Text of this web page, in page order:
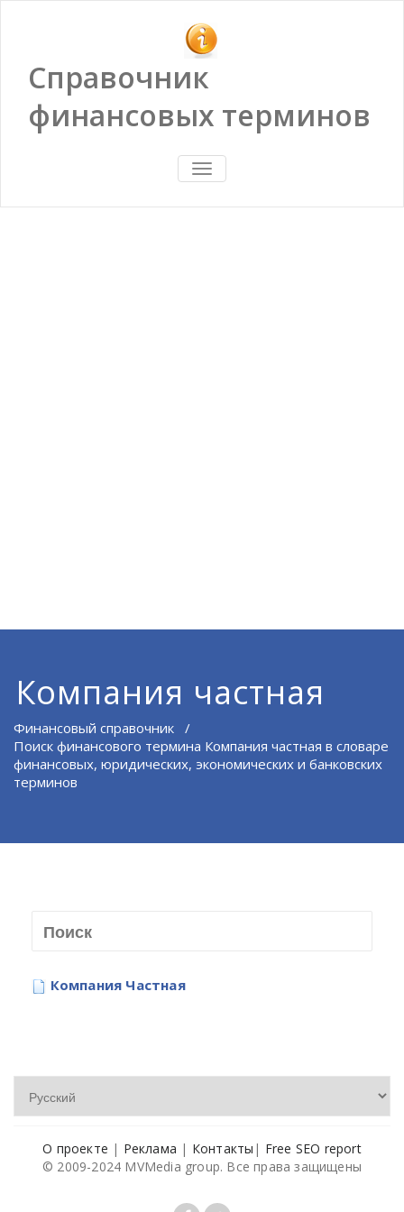
Справочник
финансовых терминов
ПОКАЗАТЬ/
СКРЫТЬ
Компания частная
Финансовый справочник /
Поиск финансового термина Компания частная в словаре
финансовых, юридических, экономических и банковских
терминов
Компания Частная
О проекте | Реклама | Контакты | Free SEO report
© 2009-2024 MVMedia group. Все права защищены